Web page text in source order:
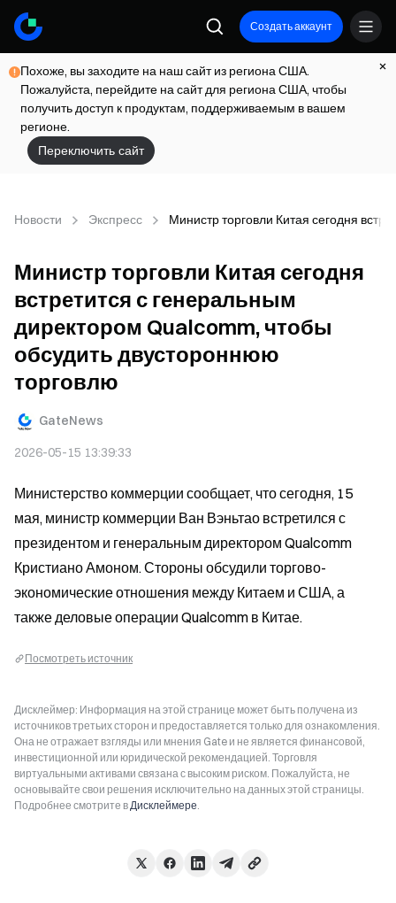
Создать аккаунт
Похоже, вы заходите на наш сайт из региона США.
Пожалуйста, перейдите на сайт для региона США, чтобы
получить доступ к продуктам, поддерживаемым в вашем
регионе.
Переключить сайт
Новости Экспресс Министр торговли Китая сегодня
Министр торговли Китая сегодня
встретится с генеральным
директором Qualcomm, чтобы
обсудить двустороннюю
торговлю
GateNews
2026-05-15 13:39:33
Министерство коммерции сообщает, что сегодня, 15
мая, министр коммерции Ван Вэньтао встретился с
президентом и генеральным директором Qualcomm
Кристиано Амоном. Стороны обсудили торгово-
экономические отношения между Китаем и США, а
также деловые операции Qualcomm в Китае.
Посмотреть источник
Дисклеймер: Информация на этой странице может быть получена из
источников третьих сторон и предоставляется только для ознакомления.
Она не отражает взгляды или мнения Gate и не является финансовой,
инвестиционной или юридической рекомендацией. Торговля
виртуальными активами связана с высоким риском. Пожалуйста, не
основывайте свои решения исключительно на данных этой страницы.
Подробнее смотрите вДисклеймере.